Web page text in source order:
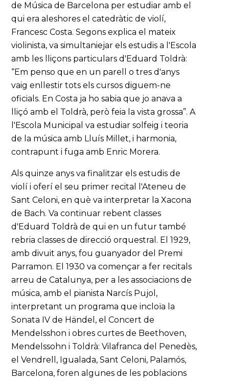
de Música de Barcelona per estudiar amb el
qui era aleshores el catedràtic de violí,
Francesc Costa. Segons explica el mateix
violinista, va simultaniejar els estudis a l'Escola
amb les lliçons particulars d'Eduard Toldrà:
“Em penso que en un parell o tres d'anys
vaig enllestir tots els cursos diguem-ne
oficials. En Costa ja ho sabia que jo anava a
lliçó amb el Toldrà, però feia la vista grossa”. A
l'Escola Municipal va estudiar solfeig i teoria
de la música amb Lluís Millet, i harmonia,
contrapunt i fuga amb Enric Morera.
Als quinze anys va finalitzar els estudis de
violí i oferí el seu primer recital l'Ateneu de
Sant Celoni, en què va interpretar la Xacona
de Bach. Va continuar rebent classes
d'Eduard Toldrà de qui en un futur també
rebria classes de direcció orquestral. El 1929,
amb divuit anys, fou guanyador del Premi
Parramon. El 1930 va començar a fer recitals
arreu de Catalunya, per a les associacions de
música, amb el pianista Narcís Pujol,
interpretant un programa que incloïa la
Sonata IV de Händel, el Concert de
Mendelsshon i obres curtes de Beethoven,
Mendelssohn i Toldrà: Vilafranca del Penedès,
el Vendrell, Igualada, Sant Celoni, Palamós,
Barcelona, foren algunes de les poblacions